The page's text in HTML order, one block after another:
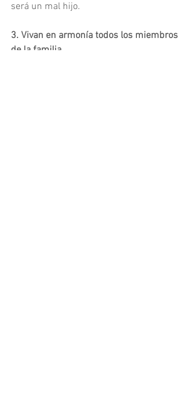
será un mal hijo.
3. Vivan en armonía todos los miembros
de la familia.